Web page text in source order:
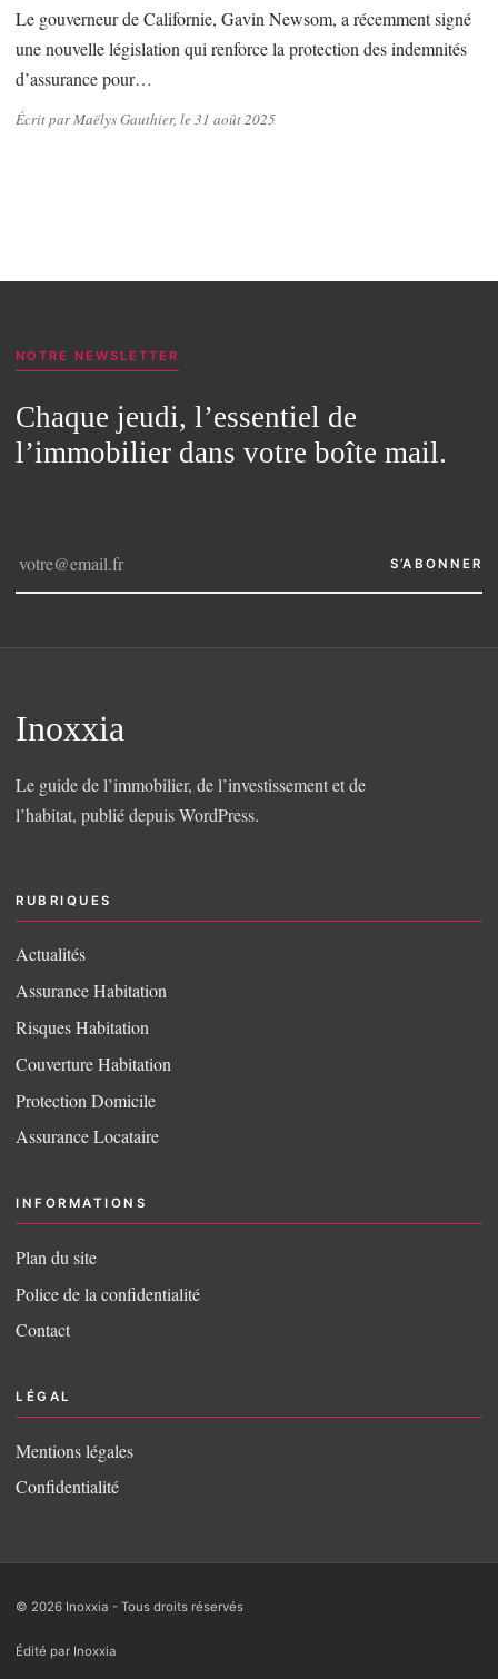
Le gouverneur de Californie, Gavin Newsom, a récemment signé
une nouvelle législation qui renforce la protection des indemnités
d’assurance pour…
Écrit par Maëlys Gauthier, le 31 août 2025
NOTRE NEWSLETTER
Chaque jeudi, l’essentiel de
l’immobilier dans votre boîte mail.
S’ABONNER
Inoxxia
Le guide de l’immobilier, de l’investissement et de
l’habitat, publié depuis WordPress.
RUBRIQUES
Actualités
Assurance Habitation
Risques Habitation
Couverture Habitation
Protection Domicile
Assurance Locataire
INFORMATIONS
Plan du site
Police de la confidentialité
Contact
LÉGAL
Mentions légales
Confidentialité
© 2026 Inoxxia - Tous droits réservés
Édité par Inoxxia